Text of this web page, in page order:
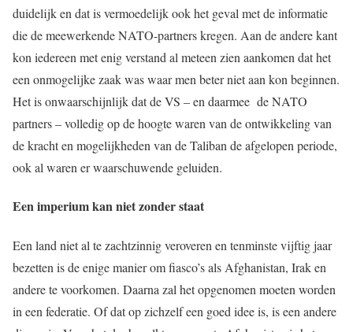
duidelijk en dat is vermoedelijk ook het geval met de informatie
die de meewerkende NATO-partners kregen. Aan de andere kant
kon iedereen met enig verstand al meteen zien aankomen dat het
een onmogelijke zaak was waar men beter niet aan kon beginnen.
Het is onwaarschijnlijk dat de VS – en daarmee de NATO
partners – volledig op de hoogte waren van de ontwikkeling van
de kracht en mogelijkheden van de Taliban de afgelopen periode,
ook al waren er waarschuwende geluiden.
Een imperium kan niet zonder staat
Een land niet al te zachtzinnig veroveren en tenminste vijftig jaar
bezetten is de enige manier om fiasco’s als Afghanistan, Irak en
andere te voorkomen. Daarna zal het opgenomen moeten worden
in een federatie. Of dat op zichzelf een goed idee is, is een andere